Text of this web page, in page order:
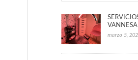
marzo 5,